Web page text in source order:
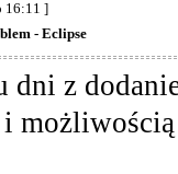
16:11 ]
- Eclipse
dni z